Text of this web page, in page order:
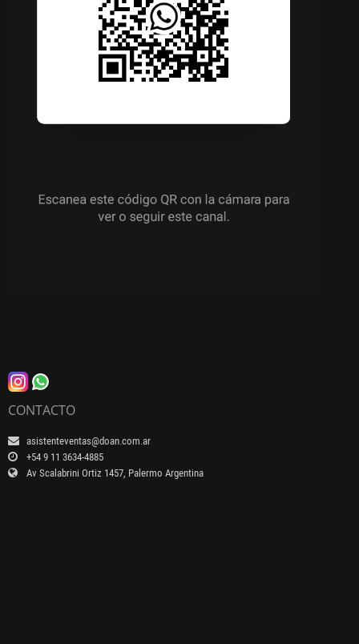
CONTACTO
asistenteventas@doan.com.ar
+54 9 11 3634-4885
Av Scalabrini Ortiz 1457, Palermo Argentina